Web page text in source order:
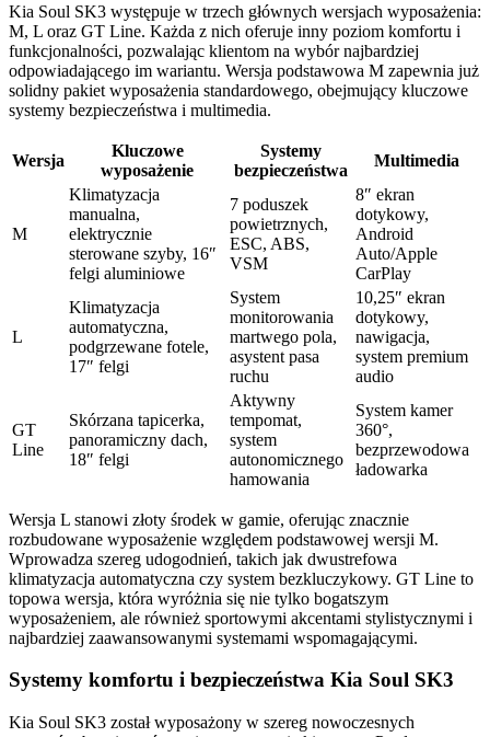
Kia Soul SK3 występuje w trzech głównych wersjach wyposażenia:
M, L oraz GT Line. Każda z nich oferuje inny poziom komfortu i
funkcjonalności, pozwalając klientom na wybór najbardziej
odpowiadającego im wariantu. Wersja podstawowa M zapewnia już
solidny pakiet wyposażenia standardowego, obejmujący kluczowe
systemy bezpieczeństwa i multimedia.
Wersja
Kluczowe
wyposażenie
Systemy
bezpieczeństwa
Multimedia
M
Klimatyzacja
manualna,
elektrycznie
sterowane szyby, 16″
felgi aluminiowe
7 poduszek
powietrznych,
ESC, ABS,
VSM
8″ ekran
dotykowy,
Android
Auto/Apple
CarPlay
L
Klimatyzacja
automatyczna,
podgrzewane fotele,
17″ felgi
System
monitorowania
martwego pola,
asystent pasa
ruchu
10,25″ ekran
dotykowy,
nawigacja,
system premium
audio
GT
Line
Skórzana tapicerka,
panoramiczny dach,
18″ felgi
Aktywny
tempomat,
system
autonomicznego
hamowania
System kamer
360°,
bezprzewodowa
ładowarka
Wersja L stanowi złoty środek w gamie, oferując znacznie
rozbudowane wyposażenie względem podstawowej wersji M.
Wprowadza szereg udogodnień, takich jak dwustrefowa
klimatyzacja automatyczna czy system bezkluczykowy. GT Line to
topowa wersja, która wyróżnia się nie tylko bogatszym
wyposażeniem, ale również sportowymi akcentami stylistycznymi i
najbardziej zaawansowanymi systemami wspomagającymi.
Systemy komfortu i bezpieczeństwa Kia Soul SK3
Kia Soul SK3 został wyposażony w szereg nowoczesnych